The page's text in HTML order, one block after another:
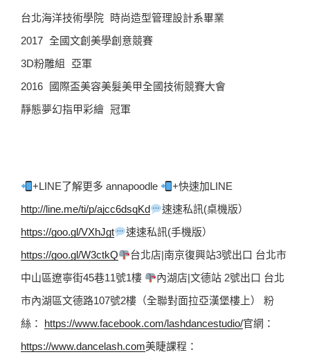
台北海洋技術學院 時尚造型管理設計系畢業
2017 全國文創美學創意競賽
3D粉雕組 亞軍
2016 國際盃美容美髮美甲全國技術競賽大會
靜態夢幻指甲彩繪 冠軍
+LINE了解更多 annapoodle
http://line.me/ti/p/ajcc6dsqKd
https://goo.gl/VXhJgt
https://goo.gl/W3ctkQ
台北店|南京復興站3號出口 台北市
中山區遼寧街45巷11號1樓
內湖店|文德站 2號出口 台北
市內湖區文德路107號2樓（全聯對面拉亞漢堡樓上） 粉
絲： https://www.facebook.com/lashdancestudio/
https://www.dancelash.com